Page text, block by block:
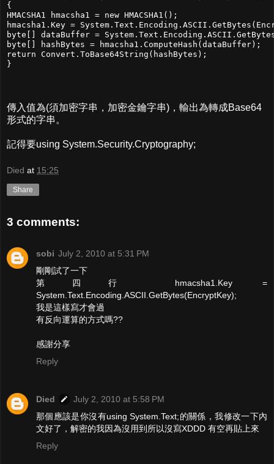
{
HMACSHA1 hmacsha1 = new HMACSHA1();
hmacsha1.Key =
byte[] dataBuffer =
byte[] hashBytes = hmacsha1.ComputeHash(dataBuffer);
return Convert.ToBase64String(hashBytes);
}
傳入值為(須加密字串，加密金鑰字串)，輸出為轉成Base64
形式的字串。
記得要using System.Security.Cryptography;
Died at 15:25
Share
3 comments:
sobi July 2, 2010 at 5:31 PM
剛剛試了一下
第四行 hmacsha1.Key =
System.Text.Encoding.ASCII.GetBytes(EncryptKey);
我是這樣寫才會過
有反向運算的方式嗎??
感謝分享
Reply
Died
July 2, 2010 at 5:58 PM
那個應該是你沒有using System.Text;的關係，我修改一下內
文好了，解密的我因為沒用到所以沒寫XDDD 有空再貼上來
Reply